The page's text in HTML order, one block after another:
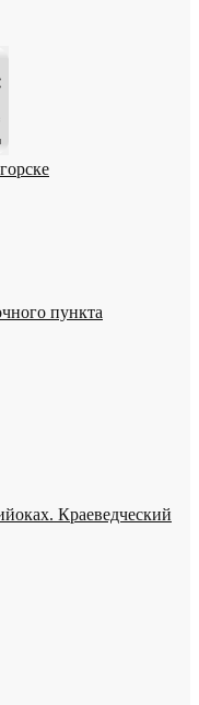
пункта
Краеведческий